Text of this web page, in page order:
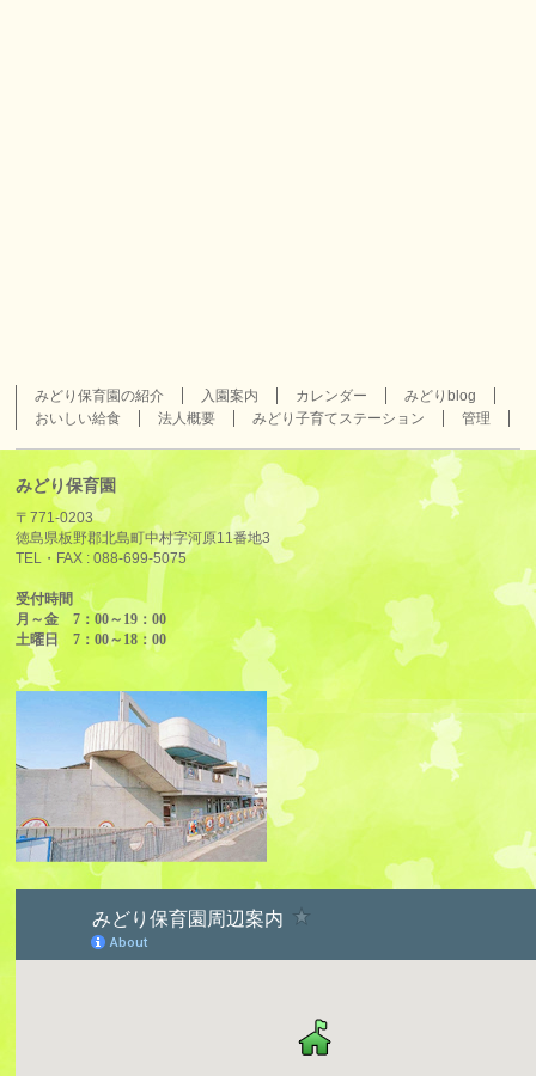
みどり保育園の紹介 入園案内 カレンダー
みどりblog
おいしい給食
法人概要 みどり子育てステーション 管理
みどり保育園
〒771-0203
徳島県板野郡北島町中村字河原11番地3
TEL・FAX :088-699-5075
受付時間
月～金 7：00～19：00
土曜日 7：00～18：00